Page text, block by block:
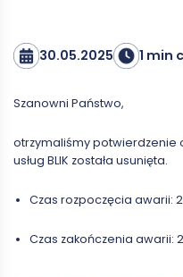
30.05.2025 1 min
Szanowni Państwo,
otrzymaliśmy potwierdzenie
usług BLIK została usunięta.
Czas rozpoczęcia awarii:
Czas zakończenia awarii: